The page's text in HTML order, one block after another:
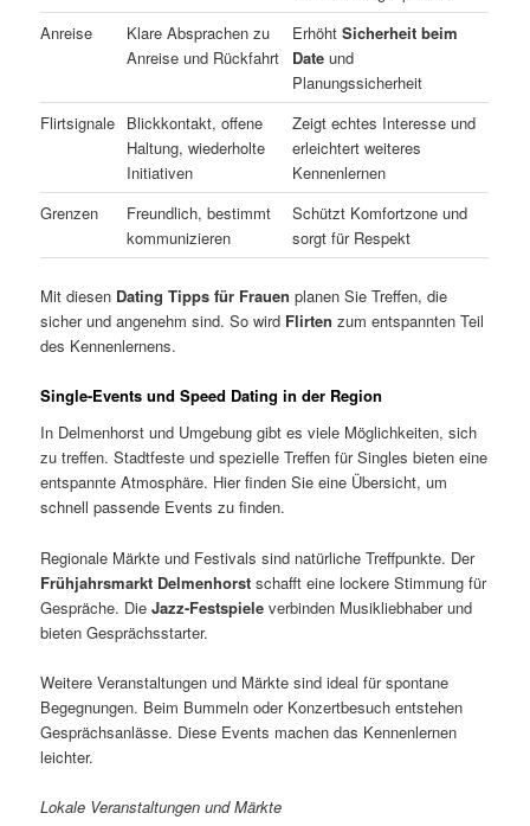
Anreise
Klare Absprachen zu
Anreise und Rückfahrt
ErhöhtSicherheit beim
Date und
Planungssicherheit
Flirtsignale Blickkontakt, offene
Haltung, wiederholte
Initiativen
Zeigt echtes Interesse und
erleichtert weiteres
Kennenlernen
Grenzen
Freundlich, bestimmt
kommunizieren
Schützt Komfortzone und
sorgt für Respekt
Mit diesen Dating Tipps für Frauen planen Sie Treffen, die
sicher und angenehm sind. So wird Flirten zum entspannten Teil
des Kennenlernens.
Single-Events und Speed Dating in der Region
In Delmenhorst und Umgebung gibt es viele Möglichkeiten, sich
zu treffen. Stadtfeste und spezielle Treffen für Singles bieten eine
entspannte Atmosphäre. Hier finden Sie eine Übersicht, um
schnell passende Events zu finden.
Regionale Märkte und Festivals sind natürliche Treffpunkte. Der
Frühjahrsmarkt Delmenhorst schafft eine lockere Stimmung für
Gespräche. DieJazz-Festspiele verbinden Musikliebhaber und
bieten Gesprächsstarter.
Weitere Veranstaltungen und Märkte sind ideal für spontane
Begegnungen. Beim Bummeln oder Konzertbesuch entstehen
Gesprächsanlässe. Diese Events machen das Kennenlernen
leichter.
Lokale Veranstaltungen und Märkte